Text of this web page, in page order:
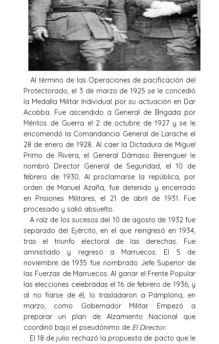
Al término de las Operaciones de pacificación del
Protectorado, el 3 de marzo de 1925 se le concedió
la Medalla Militar Individual por su actuación en Dar
Acobba. Fue ascendido a General de Brigada por
Méritos de Guerra el 2 de octubre de 1927 y se le
encomendó la Comandancia General de Larache el
28 de enero de 1928. Al caer la Dictadura de Miguel
Primo de Rivera, el General Dámaso Berenguer le
nombró Director General de Seguridad, el 10 de
febrero de 1930. Al proclamarse la república, por
orden de Manuel Azaña, fue detenido y encerrado
en Prisiones Militares, el 21 de abril de 1931. Fue
procesado y salió absuelto.
A raíz de los sucesos del 10 de agosto de 1932 fue
separado del Ejército, en el que reingresó en 1934,
tras el triunfo electoral de las derechas. Fue
amnistiado y regresó a Marruecos. El 5 de
noviembre de 1935 fue nombrado Jefe Superior de
las Fuerzas de Marruecos. Al ganar el Frente Popular
las elecciones celebradas el 16 de febrero de 1936, y
al no fiarse de él, lo trasladaron a Pamplona, en
marzo, como Gobernador Militar. Empezó a
preparar un plan de Alzamiento Nacional que
coordinó bajo el pseudónimo de El Director.
El 18 de julio rechazó la propuesta de pacto que le